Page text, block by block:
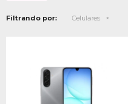
Filtrando por: Celulares